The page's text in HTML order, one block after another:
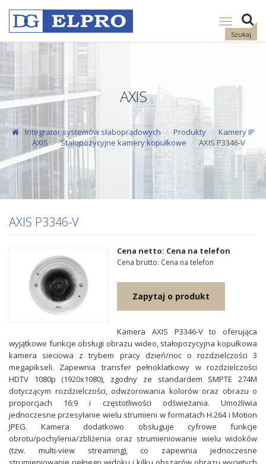
Szukaj
Pokaż
nawigację
AXIS
Integrator systemów słaboprądowych Produkty
Kamery IP
AXIS
Stałopozycyjne kamery kopułkowe AXIS P3346-V
AXIS P3346-V
Cena netto: Cena na telefon
Cena brutto: Cena na telefon
Zapytaj o produkt
Kamera AXIS P3346-V to oferująca
wyjątkowe funkcje obsługi obrazu wideo, stałopozycyjna kopułkowa
kamera sieciowa z trybem pracy dzień/noc o rozdzielczości 3
megapikseli. Zapewnia transfer pełnoklatkowy w rozdzielczości
HDTV 1080p (1920x1080), zgodny ze standardem SMPTE 274M
dotyczącym rozdzielczości, odwzorowania kolorów oraz obrazu o
proporcjach 16:9 i częstotliwości odświeżania. Umożliwia
jednoczesne przesyłanie wielu strumieni w formatach H.264 i Motion
JPEG. Kamera dodatkowo obsługuje cyfrowe funkcje
obrotu/pochylenia/zbliżenia oraz strumieniowanie wielu widoków
(tzw. multi-view streaming), co zapewnia jednoczesne